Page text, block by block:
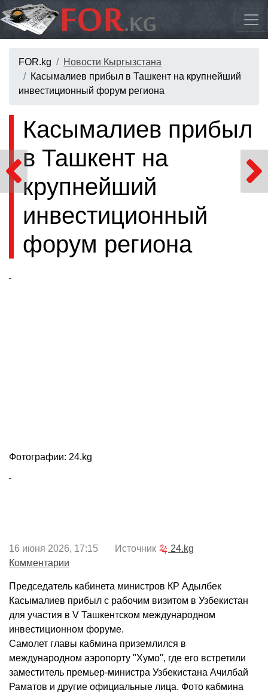
FOR.kg
Новости Кыргызстана
Касымалиев прибыл в Ташкент на крупнейший
инвестиционный форум региона
Касымалиев прибыл
в Ташкент на
крупнейший
инвестиционный
форум региона
Фотографии: 24.kg
16 июня 2026, 17:15 Источник
24.kg
Комментарии
Председатель кабинета министров КР Адылбек
Касымалиев прибыл с рабочим визитом в Узбекистан
для участия в V Ташкентском международном
инвестиционном форуме.
Самолет главы кабмина приземлился в
международном аэропорту "Хумо", где его встретили
заместитель премьер-министра Узбекистана Ачилбай
Раматов и другие официальные лица. Фото кабмина